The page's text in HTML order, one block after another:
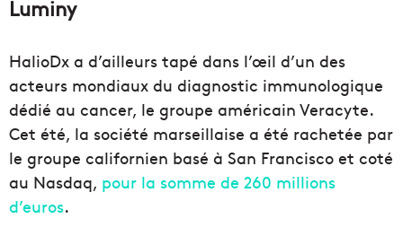
Luminy
HalioDx a d’ailleurs tapé dans l’œil d’un des
acteurs mondiaux du diagnostic immunologique
dédié au cancer, le groupe américain Veracyte.
Cet été, la société marseillaise a été rachetée par
le groupe californien basé à San Francisco et coté
au Nasdaq, pour la somme de 260 millions
d’euros.